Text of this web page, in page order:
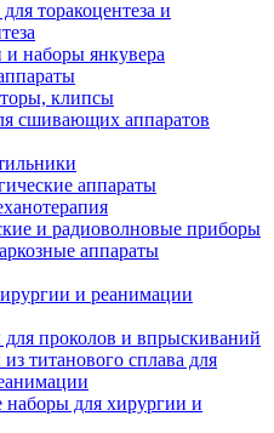
торакоцентеза и
наборы янкувера
клипсы
сшивающих аппаратов
аппараты
и радиоволновые приборы
аппараты
и реанимации
проколов и впрыскиваний
титанового сплава для
для хирургии и